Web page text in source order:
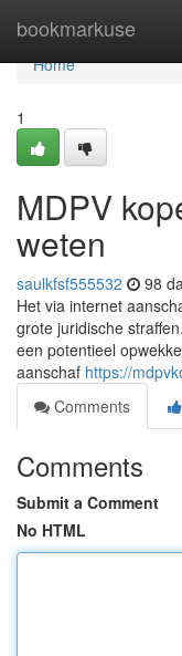
bookmarkuse
Home
Home
1
MDPV
weten
saulkfsf555532 98
Het via internet
grote juridische
een potentieel
aanschaf https://
Comments
Comments
Submit a Comment
No HTML